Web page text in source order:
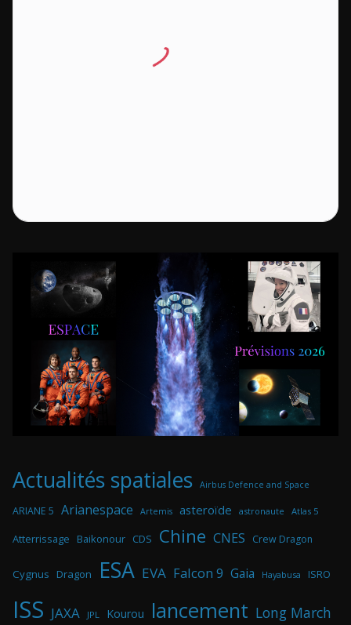
Actualités spatiales Airbus Defence and Space
ARIANE 5 Arianespace Artemis asteroïde astronaute Atlas 5
Atterrissage Baikonour CDS Chine CNES Crew Dragon
Cygnus Dragon ESA EVA Falcon 9 Gaia Hayabusa ISRO
ISS JAXA JPL Kourou lancement Long March